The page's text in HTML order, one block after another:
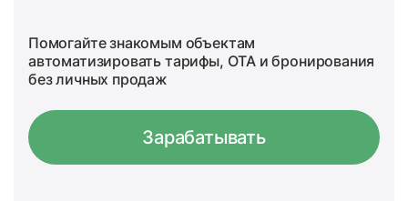
Помогайте знакомым объектам
автоматизировать тарифы, OTA и бронирования
без личных продаж
Зарабатывать